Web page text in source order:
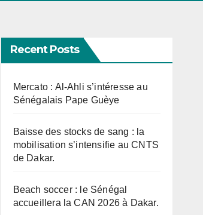
Recent Posts
Mercato : Al-Ahli s’intéresse au
Sénégalais Pape Guèye
Baisse des stocks de sang : la
mobilisation s’intensifie au CNTS
de Dakar.
Beach soccer : le Sénégal
accueillera la CAN 2026 à Dakar.